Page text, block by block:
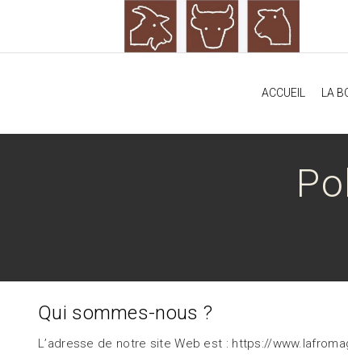
ACCUEIL LA
Qui sommes-nous ?
L’adresse de notre site Web est : https://